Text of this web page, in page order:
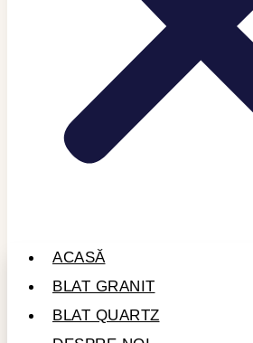
ACASĂ
BLAT GRANIT
BLAT QUARTZ